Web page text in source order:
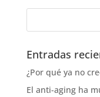
Entradas
¿Por qué ya no
El anti-aging ha